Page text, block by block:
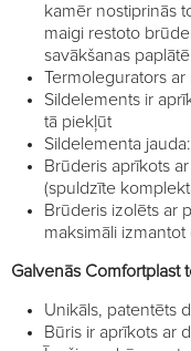
kamēr nostiprinās
maigi restoto
savākšanas
Termolegurators
Sildelements ir
tā piekļūt
Sildelementa
Brūderis aprīkots
(spuldzīte
Brūderis izolēts ar
maksimāli
Galvenās Comfortplast
Unikāls, patentēts
Būris ir aprīkots ar